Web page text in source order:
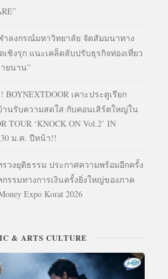
ลงกรณ์มหาวิทยาลัย จัดสัมมนาทาง
ชิงรุก แนะเคล็ดลับปรับธุรกิจท่องเที่ยว
ยนาน”
เคาะประตูเรียก
านรับความสดใส กับคอนเสิร์ตใหญ่ใน
TOUR ‘KNOCK ON Vol.2’ IN
30 ม.ค. ปีหน้า!!
วงยุติธรรม ประกาศความพร้อมอีกครั้ง
รรมทางการเงินครั้งยิ่งใหญ่ของภาค
Expo Korat 2026
& ARTS CULTURE